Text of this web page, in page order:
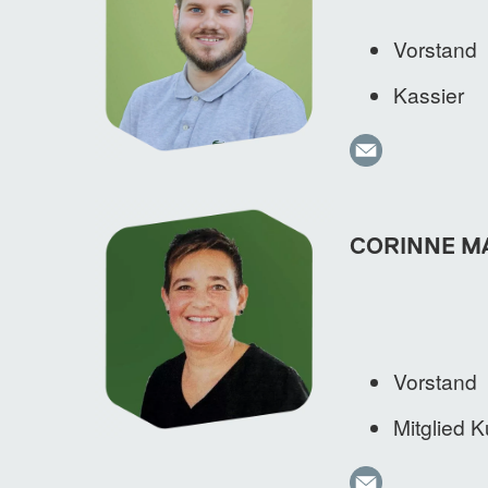
Vorstand
Kassier
CORINNE
Vorstand
Mitglied